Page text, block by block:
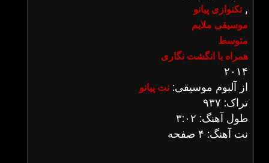
تکنوازی پیانو,
موسیقی ملایم
متوسط
همراه با انگشت نگاری
۲۰۱۴
از آلبوم موسیقی: نت پیانو
تراک: ۹۳۷
طول آهنگ: ۳:۰۲
نت آهنگ: ۴ صفحه